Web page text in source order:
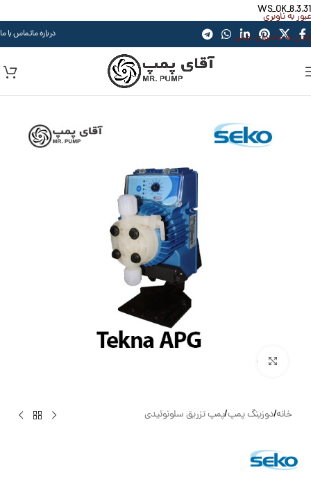
WS_OK_8.3.31
عبور به ناوبری
رفتن به محتوای اصلی
درباره ماتماس با ما
بزرگنمایی تصویر
خانه/دوزینگ پمپ/پمپ تزریق سلونوئیدی